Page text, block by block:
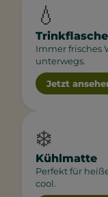
💧
Trinkflasche
Immer frisches
unterwegs.
Jetzt
❄️
Kühlmatte
Perfekt für
cool.